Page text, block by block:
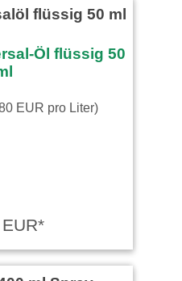
flüssig 50 ml
EUR pro Liter)